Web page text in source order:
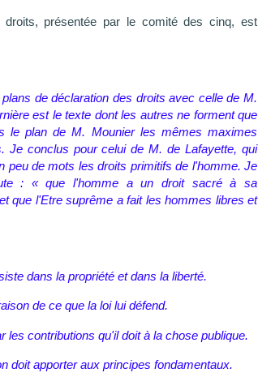
présentée par le comité des cinq, est
de déclaration des droits avec celle de M.
est le texte dont les autres ne forment que
le plan de M. Mounier les mêmes maximes
Je conclus pour celui de M. de Lafayette, qui
peu de mots les droits primitifs de l'homme. Je
: « que l'homme a un droit sacré à sa
que l'Etre suprême a fait les hommes libres et
dans la propriété et dans la liberté.
de ce que la loi lui défend.
les contributions qu'il doit à la chose publique.
doit apporter aux principes fondamentaux.